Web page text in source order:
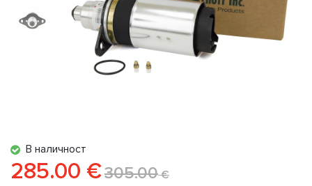
В наличност
285.00 €305.00€